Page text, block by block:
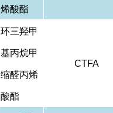
烯酸酯
环三羟甲
基丙烷甲
缩醛丙烯
酸酯
CTFA